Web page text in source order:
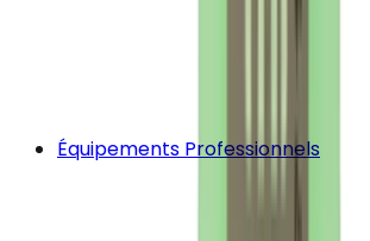
Équipements Professionnels